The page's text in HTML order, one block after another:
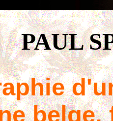
PAUL
belge,